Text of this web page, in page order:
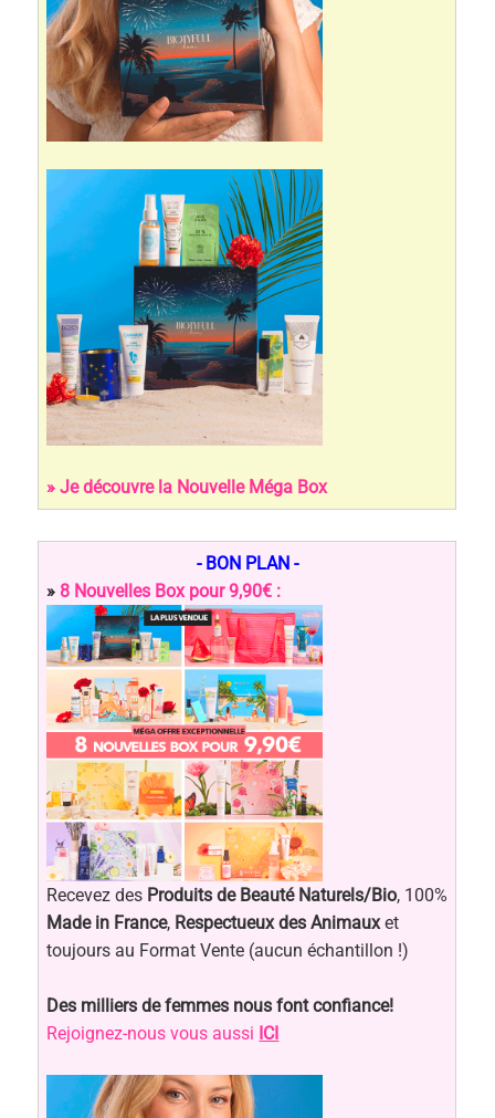
» Je découvre la Nouvelle Méga Box
- BON PLAN -
» 8 Nouvelles Box pour 9,90€ :
Recevez des Produits de Beauté Naturels/Bio, 100%
Made in France, Respectueux des Animauxet
toujours au Format Vente (aucun échantillon !)
Des milliers de femmes nous font confiance!
Rejoignez-nous vous aussi ICI